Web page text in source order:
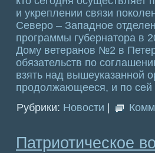
и укреплении связи
Северо – Западное
программы губернатора в
Дому ветеранов №2 в
обязательств по
взять над вышеуказанной
продолжающееся, и по
Рубрики: Новости
Патриотическое